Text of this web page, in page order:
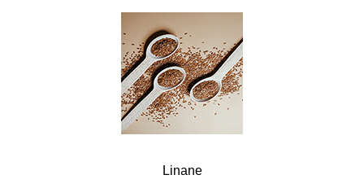
Linane